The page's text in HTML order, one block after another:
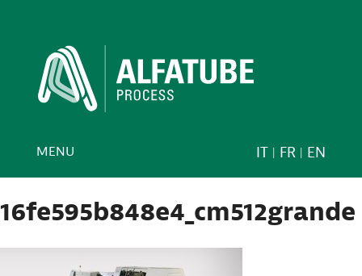
IT FR EN
MENU
16fe595b848e4_cm512grande